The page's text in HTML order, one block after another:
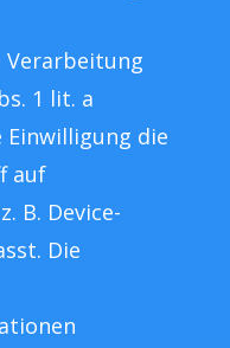
1 lit. a
Einwilligung die
auf
B. Device-
Die